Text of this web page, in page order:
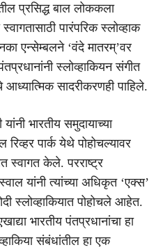
प्रसिद्ध बाल लोककला
पारंपरिक स्लोव्हाक
एन्सेम्बलने ‘वंदे मातरम्’वर
स्लोव्हाकियन संगीत
सादरीकरणही पाहिले.
भारतीय समुदायाच्या
पार्क येथे पोहोचल्यावर
स्वागत केले. परराष्ट्र
यांनी त्यांच्या अधिकृत ‘एक्स’
स्लोव्हाकियात पोहोचले आहेत.
भारतीय पंतप्रधानांचा हा
संबंधांतील हा एक